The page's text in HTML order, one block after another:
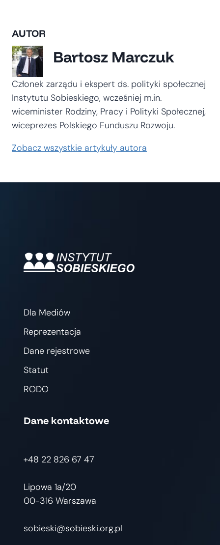
AUTOR
Bartosz Marczuk
Członek zarządu i ekspert ds. polityki społecznej
Instytutu Sobieskiego, wcześniej m.in.
wiceminister Rodziny, Pracy i Polityki Społecznej,
wiceprezes Polskiego Funduszu Rozwoju.
Zobacz wszystkie artykuły autora
Dla Mediów
Reprezentacja
Dane rejestrowe
Statut
RODO
Dane kontaktowe
+48 22 826 67 47
Lipowa 1a/20
00-316 Warszawa
sobieski@sobieski.org.pl